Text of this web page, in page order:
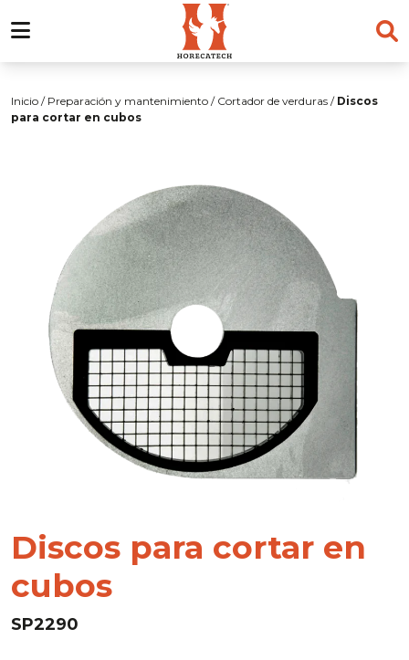
to
content
Inicio / Preparación y mantenimiento / Cortador de verduras / Discos
para cortar en cubos
Discos para cortar en
cubos
SP2290